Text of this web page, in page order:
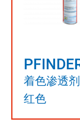
着色渗透剂
红色